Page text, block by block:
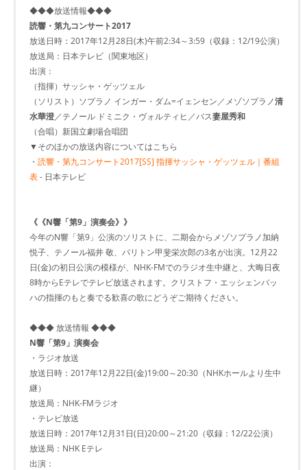
◆◆◆放送情報◆◆◆
読響・第九コンサート2017
放送日時：2017年12月28日(木)午前2:34～3:59（収録：12/19公演）
放送局：日本テレビ（関東地区）
出演：
（指揮）サッシャ・ゲッツェル
（ソリスト）ソプラノ インガー・ダム=イェンセン／メゾソプラノ清
水華澄／テノール ドミニク・ヴォルティヒ／バス妻屋秀和
（合唱）新国立劇場合唱団
▼そのほかの放送内容についてはこちら
・ 読響・第九コンサート2017[SS] 指揮サッシャ・ゲッツェル｜番組
表- 日本テレビ
《《N響「第9」演奏会》》
今年のN響「第9」公演のソリストに、二期会からメゾソプラノ加納
悦子、テノール福井 敬、バリトン甲斐栄次郎の3名が出演。12月22
日(金)の初日公演の模様が、NHK-FMでのラジオ生中継と、大晦日夜
8時からEテレでテレビ放送されます。クリストフ・エッシェンバッ
ハの指揮のもと奏でる歓喜の歌にどうぞご期待ください。
◆◆◆ 放送情報 ◆◆◆
N響「第9」演奏会
・ラジオ放送
放送日時：2017年12月22日(金)19:00～20:30（NHKホールより生中
継）
放送局：NHK-FMラジオ
・テレビ放送
放送日時：2017年12月31日(日)20:00～21:20（収録：12/22公演）
放送局：NHK Eテレ
出演：